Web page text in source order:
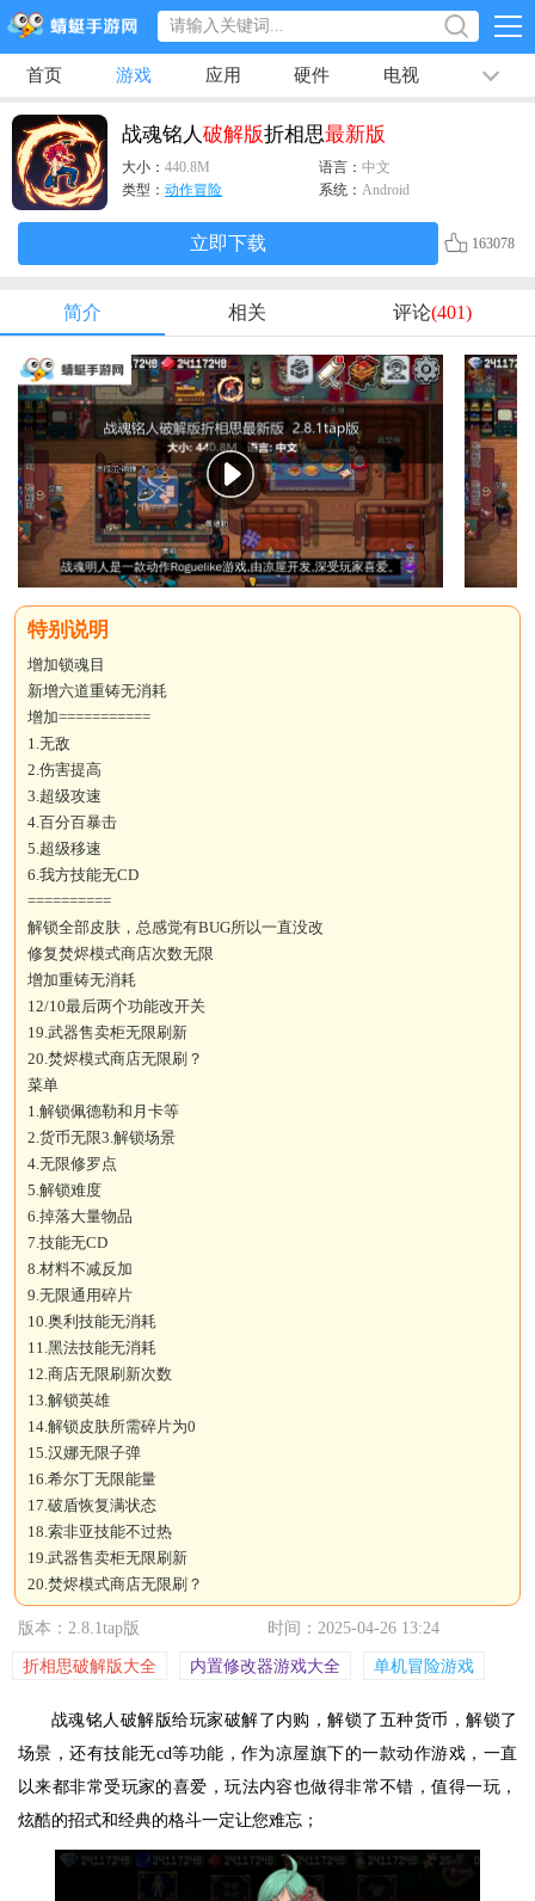
首页 游戏 应用 硬件 电视 排行榜
专题
战魂铭人破解版折相思最新版
大小： 440.8M 语言： 中文
类型： 动作冒险 系统： Android
立即下载 163078
简介 相关 评论(401)
增加锁魂目
新增六道重铸无消耗
增加===========
1.无敌
2.伤害提高
3.超级攻速
4.百分百暴击
5.超级移速
6.我方技能无CD
==========
解锁全部皮肤，总感觉有BUG所以一直没改
修复焚烬模式商店次数无限
增加重铸无消耗
12/10最后两个功能改开关
19.武器售卖柜无限刷新
20.焚烬模式商店无限刷？
菜单
1.解锁佩德勒和月卡等
2.货币无限3.解锁场景
4.无限修罗点
5.解锁难度
6.掉落大量物品
7.技能无CD
8.材料不减反加
9.无限通用碎片
10.奥利技能无消耗
11.黑法技能无消耗
12.商店无限刷新次数
13.解锁英雄
14.解锁皮肤所需碎片为0
15.汉娜无限子弹
16.希尔丁无限能量
17.破盾恢复满状态
18.索非亚技能不过热
19.武器售卖柜无限刷新
20.焚烬模式商店无限刷？
版本：2.8.1tap版 时间：2025-04-26 13:24
折相思破解版大全 内置修改器游戏大全 单机冒险游戏
战魂铭人破解版给玩家破解了内购，解锁了五种货币，解锁了
场景，还有技能无cd等功能，作为凉屋旗下的一款动作游戏，一直
以来都非常受玩家的喜爱，玩法内容也做得非常不错，值得一玩，
炫酷的招式和经典的格斗一定让您难忘；